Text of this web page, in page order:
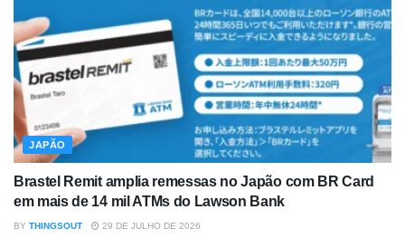
JAPÃO
Brastel Remit amplia remessas no Japão com BR Card
em mais de 14 mil ATMs do Lawson Bank
BY THINGSOUT 29 DE JULHO DE 2026